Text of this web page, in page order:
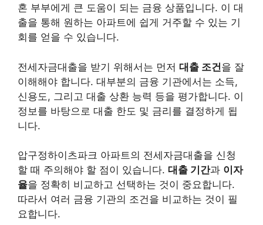
혼 부부에게 큰 도움이 되는 금융 상품입니다. 이 대
출을 통해 원하는 아파트에 쉽게 거주할 수 있는 기
회를 얻을 수 있습니다.
전세자금대출을 받기 위해서는 먼저 대출 조건을 잘
이해해야 합니다. 대부분의 금융 기관에서는 소득,
신용도, 그리고 대출 상환 능력 등을 평가합니다. 이
정보를 바탕으로 대출 한도 및 금리를 결정하게 됩
니다.
압구정하이츠파크 아파트의 전세자금대출을 신청
할 때 주의해야 할 점이 있습니다. 대출 기간과 이자
율을 정확히 비교하고 선택하는 것이 중요합니다.
따라서 여러 금융 기관의 조건을 비교하는 것이 필
요합니다.